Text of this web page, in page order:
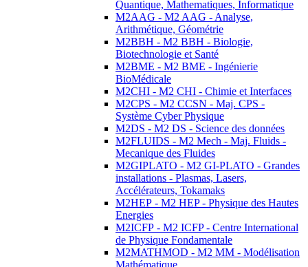
Quantique, Mathematiques, Informatique
M2AAG - M2 AAG - Analyse,
Arithmétique, Géométrie
M2BBH - M2 BBH - Biologie,
Biotechnologie et Santé
M2BME - M2 BME - Ingénierie
BioMédicale
M2CHI - M2 CHI - Chimie et Interfaces
M2CPS - M2 CCSN - Maj. CPS -
Système Cyber Physique
M2DS - M2 DS - Science des données
M2FLUIDS - M2 Mech - Maj. Fluids -
Mecanique des Fluides
M2GIPLATO - M2 GI-PLATO - Grandes
installations - Plasmas, Lasers,
Accélérateurs, Tokamaks
M2HEP - M2 HEP - Physique des Hautes
Energies
M2ICFP - M2 ICFP - Centre International
de Physique Fondamentale
M2MATHMOD - M2 MM - Modélisation
Mathématique